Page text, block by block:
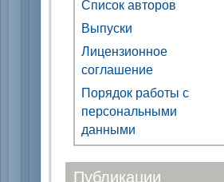
Список авторов
Выпуски
Лицензионное
соглашение
Порядок работы с
персональными
данными
Публикации